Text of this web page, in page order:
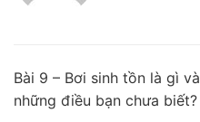
Bài 9 – Bơi sinh tồn là gì và
những điều bạn chưa biết?